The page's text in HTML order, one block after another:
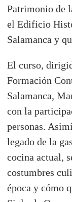
Patrimonio de
el Edificio
Salamanca y
El curso,
Formación
Salamanca,
con la
personas.
legado de la
cocina actual,
costumbres
época y cómo